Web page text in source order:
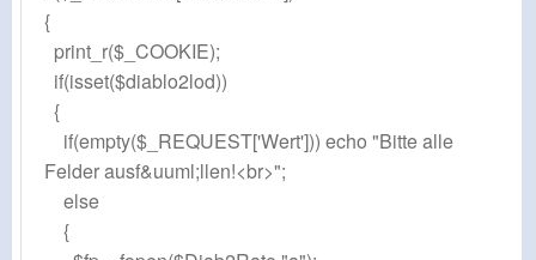
{
print_r($_COOKIE);
if(isset($diablo2lod))
{
if(empty($_REQUEST['Wert'])) echo "Bitte alle
Felder ausf&uuml;llen!<br>";
else
{